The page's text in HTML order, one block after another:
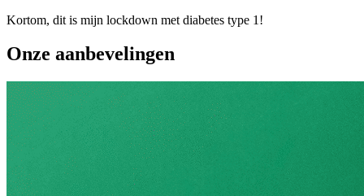
Kortom, dit is mijn lockdown met diabetes type 1!
Onze aanbevelingen